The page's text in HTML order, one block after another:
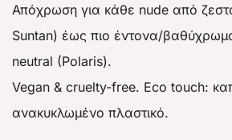
Απόχρωση για κάθε nude από
Suntan) έως πιο έντονα/
neutral (Polaris).
Vegan & cruelty-free. Eco touch:
ανακυκλωμένο πλαστικό.